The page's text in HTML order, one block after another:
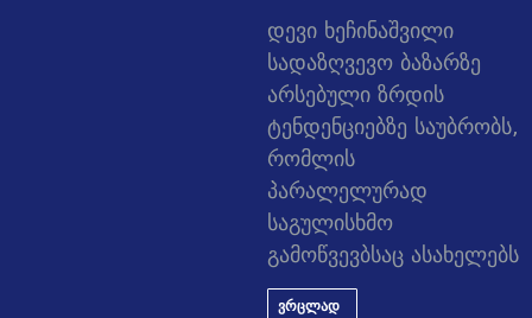
დევი ხეჩინაშვილი
სადაზღვევო ბაზარზე
არსებული ზრდის
ტენდენციებზე საუბრობს,
რომლის
პარალელურად
საგულისხმო
გამოწვევბსაც ასახელებს
ვრცლად